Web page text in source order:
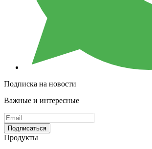
Подписка на новости
Важные и интересные
Подписаться
Продукты